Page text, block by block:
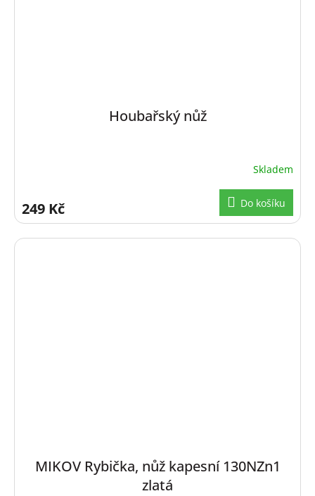
Houbařský nůž
Skladem
249 Kč Do košíku
MIKOV Rybička, nůž kapesní 130NZn1
zlatá